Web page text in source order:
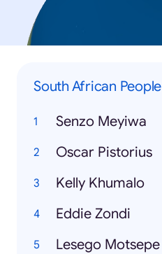
South African People
Senzo Meyiwa
Oscar Pistorius
Kelly Khumalo
Eddie Zondi
Lesego Motsepe